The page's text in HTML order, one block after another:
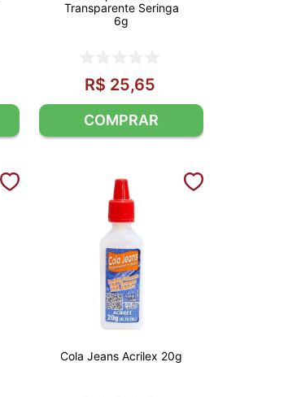
Transparente Seringa
6g
R$ 25,65
COMPRAR
Cola Jeans Acrilex 20g